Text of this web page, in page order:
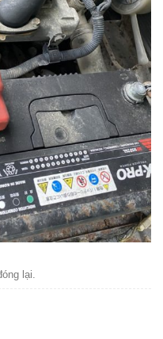
lại.